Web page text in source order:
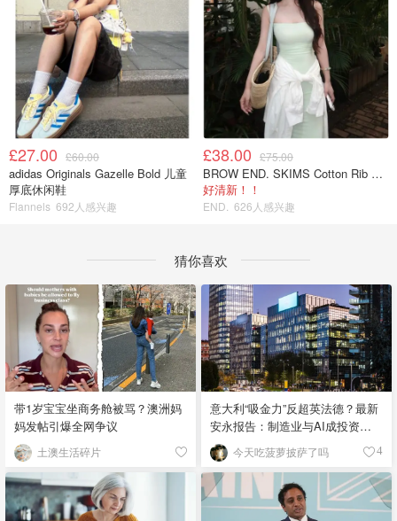
£27.00 £60.00
adidas Originals Gazelle Bold 儿童
厚底休闲鞋
Flannels 692人感兴趣
£38.00 £75.00
BROW END. SKIMS Cotton Rib 长款背心连衣裙 薄荷绿
好清新！！
END. 626人感兴趣
猜你喜欢
带1岁宝宝坐商务舱被骂？澳洲妈
妈发帖引爆全网争议
土澳生活碎片
意大利“吸金力”反超英法德？最新
安永报告：制造业与AI成投资新
宠！ 今天吃菠萝披萨了吗 4